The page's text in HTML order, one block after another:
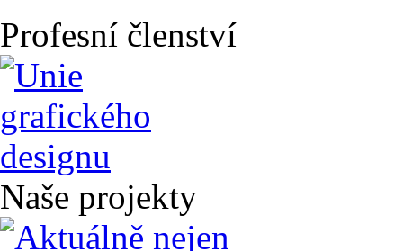
Profesní členství
Naše projekty